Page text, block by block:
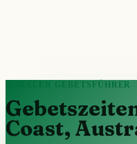
LOKALER GEBETSFÜHRER
Coast,